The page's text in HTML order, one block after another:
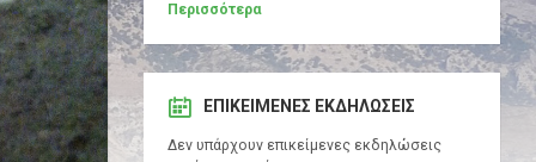
Περισσότερα
ΕΠΙΚΕΊΜΕΝΕΣ ΕΚΔΗΛΏΣΕΙΣ
Δεν υπάρχουν επικείμενες εκδηλώσεις